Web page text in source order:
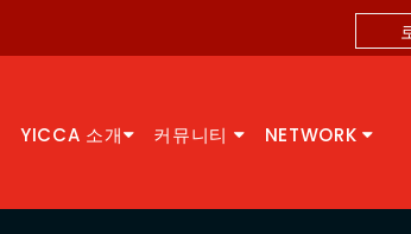
YICCA 소개 커뮤니티 NETWORK